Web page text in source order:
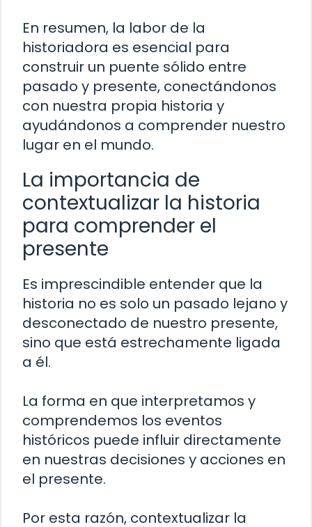
En resumen, la labor de la
historiadora es esencial para
construir un puente sólido entre
pasado y presente, conectándonos
con nuestra propia historia y
ayudándonos a comprender nuestro
lugar en el mundo.
La importancia de
contextualizar la historia
para comprender el
presente
Es imprescindible entender que la
historia no es solo un pasado lejano y
desconectado de nuestro presente,
sino que está estrechamente ligada
a él.
La forma en que interpretamos y
comprendemos los eventos
históricos puede influir directamente
en nuestras decisiones y acciones en
el presente.
Por esta razón, contextualizar la